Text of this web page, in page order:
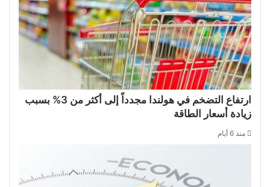
ارتفاع التضخم في هولندا مجدداً إلى أكثر من 3% بسبب
زيادة أسعار الطاقة
منذ 6 أيام